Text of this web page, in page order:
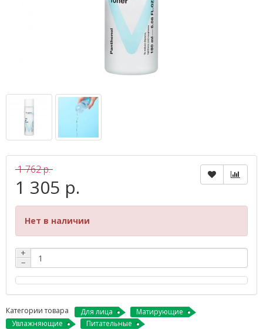
1 762 р.
1 305 р.
Нет в наличии
+
−
Категории товара Для лица
Матирующие
Увлажняющие
Питательные